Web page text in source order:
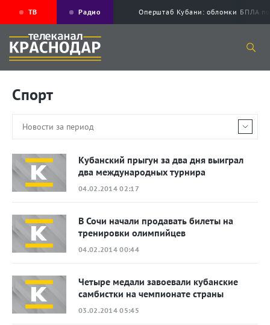
ТВ Радио Оперштаб Кубани: обломки БПЛА
Спорт
Кубанский прыгун за два дня выиграл
два международных турнира
04.02.2014 02:17
В Сочи начали продавать билеты на
тренировки олимпийцев
04.02.2014 00:44
Четыре медали завоевали кубанские
самбистки на чемпионате страны
03.02.2014 05:45